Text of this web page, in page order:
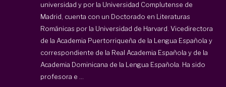
universidad y por la Universidad Complutense de
Madrid, cuenta con un Doctorado en Literaturas
Románicas por la Universidad de Harvard. Vicedirectora
de la Academia Puertorriqueña de la Lengua Española y
correspondiente de la Real Academia Española y de la
Academia Dominicana de la Lengua Española. Ha sido
profesora e ...